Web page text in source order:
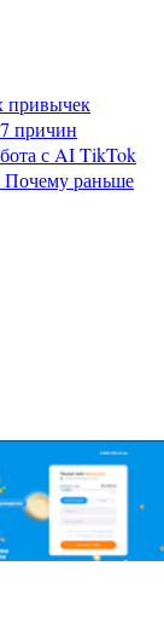
привычек
причин
с AITikTok
Почему раньше